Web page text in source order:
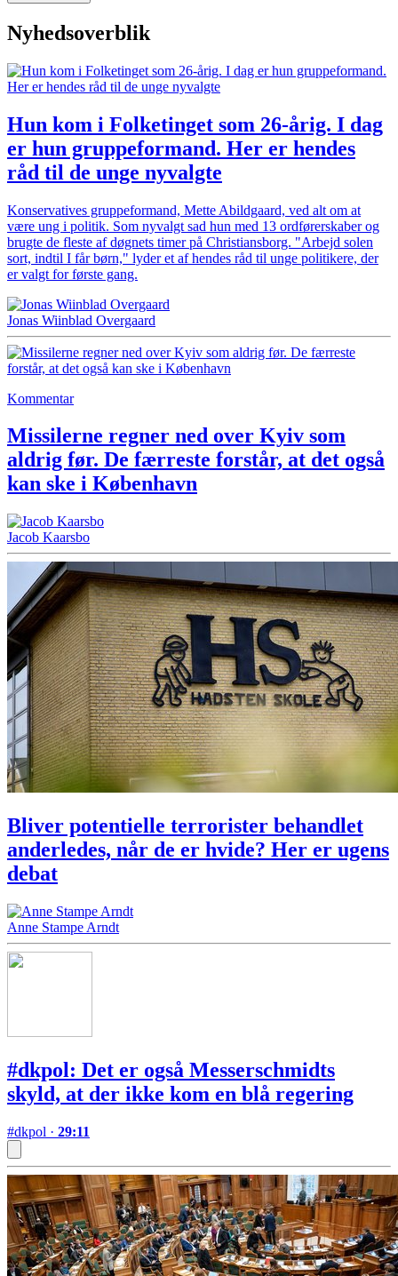
Nyhedsoverblik
Hun kom i Folketinget som 26-årig. I dag
er hun gruppeformand. Her er hendes
råd til de unge nyvalgte
Konservatives gruppeformand, Mette Abildgaard, ved alt om at
være ung i politik. Som nyvalgt sad hun med 13 ordførerskaber og
brugte de fleste af døgnets timer på Christiansborg. "Arbejd solen
sort, indtil I får børn," lyder et af hendes råd til unge politikere, der
er valgt for første gang.
Jonas Wiinblad Overgaard
Kommentar
Missilerne regner ned over Kyiv som
aldrig før. De færreste forstår, at det også
kan ske i København
Jacob Kaarsbo
Bliver potentielle terrorister behandlet
anderledes, når de er hvide? Her er ugens
debat
Anne Stampe Arndt
#dkpol: Det er også Messerschmidts
skyld, at der ikke kom en blå regering
#dkpol · 29:11